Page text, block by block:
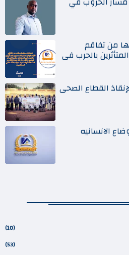
من تفاقم
بالحرب في
القطاع الصحي
الانسانيه
(10)
(53)